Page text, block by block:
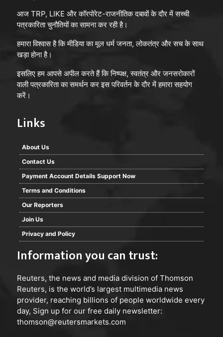
आज TRP, LIKE और कॉरपोरेट-राजनीतिक दबावों के दौर में सच्ची
पत्रकारिता चुनौतियों का सामना कर रही है।
हमारा विश्वास है कि मीडिया का मूल धर्म जनता, लोकतंत्र और सच के साथ
खड़ा होना है।
इसलिए हम आपसे अपील करते हैं कि निष्पक्ष, स्वतंत्र और जनसरोकारों
वाली पत्रकारिता का समर्थन कर इस परिवर्तन के दौर में हमारा सहयोग
करें।
Links
About Us
Contact Us
Payment Account Details Support Now
Terms and Conditions
Our Reporters
Join Us
Privacy and Policy
Information you can trust:
Reuters, the news and media division of Thomson
Reuters, is the world’s largest multimedia news
provider, reaching billions of people worldwide every
day, Sign up for our free daily newsletter:
thomson@reutersmarkets.com